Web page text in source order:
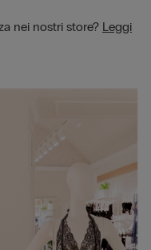
nei nostri store? Leggi